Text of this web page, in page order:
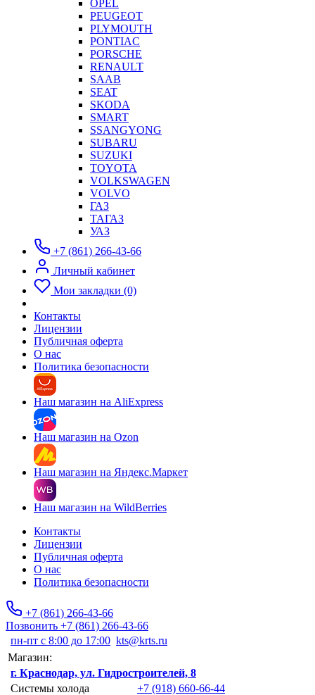
OPEL
PEUGEOT
PLYMOUTH
PONTIAC
PORSCHE
RENAULT
SAAB
SEAT
SKODA
SMART
SSANGYONG
SUBARU
SUZUKI
TOYOTA
VOLKSWAGEN
VOLVO
ГАЗ
ТАГАЗ
УАЗ
+7 (861) 266-43-66
Личный кабинет
Мои закладки (0)
Контакты
Лицензии
Публичная оферта
О нас
Политика безопасности
Наш магазин на AliExpress
Наш магазин на Ozon
Наш магазин на Яндекс.Маркет
Наш магазин на WildBerries
Контакты
Лицензии
Публичная оферта
О нас
Политика безопасности
+7 (861) 266-43-66
Позвонить +7 (861) 266-43-66
пн-пт с 8:00 до 17:00 kts@krts.ru
Магазин:
г. Краснодар, ул. Гидростроителей, 8
Системы холода
+7 (918) 660-66-44